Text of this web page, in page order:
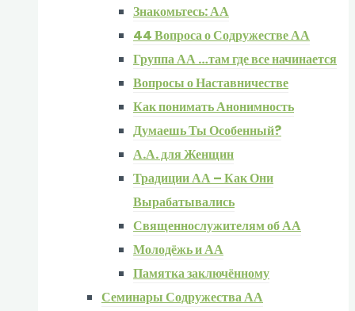
Знакомьтесь: АА
44 Вопроса о Содружестве АА
Группа АА …там где все начинается
Вопросы о Наставничестве
Как понимать Анонимность
Думаешь Ты Особенный?
А.А. для Женщин
Традиции АА – Как Они
Вырабатывались
Священнослужителям об АА
Молодёжь и АА
Памятка заключённому
Семинары Содружества АА